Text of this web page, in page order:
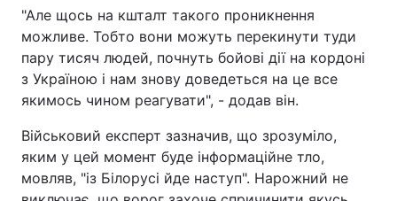
"Але щось на кшталт такого проникнення
можливе. Тобто вони можуть перекинути туди
пару тисяч людей, почнуть бойові дії на кордоні
з Україною і нам знову доведеться на це все
якимось чином реагувати", - додав він.
Військовий експерт зазначив, що зрозуміло,
яким у цей момент буде інформаційне тло,
мовляв, "із Білорусі йде наступ". Нарожний не